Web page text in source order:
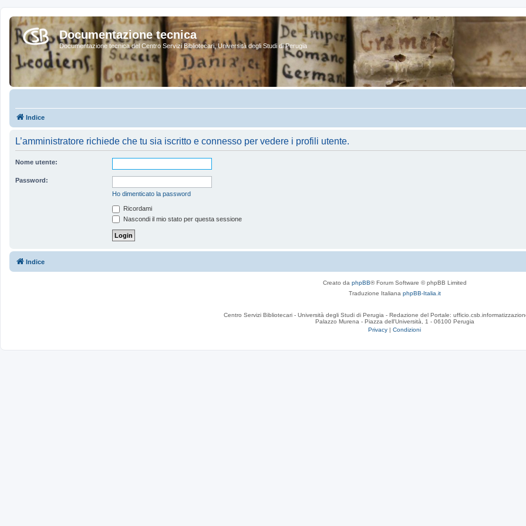
Documentazione tecnica
Documentazione tecnica del Centro Servizi Bibliotecari, Università degli Studi di Perugia
Indice
L’amministratore richiede che tu sia iscritto e connesso per vedere i profili utente.
Nome utente:
Password:
Ho dimenticato la password
Ricordami
Nascondi il mio stato per questa sessione
Indice
Creato da phpBB® Forum Software © phpBB Limited
Traduzione Italiana phpBB-Italia.it
Centro Servizi Bibliotecari - Università degli Studi di Perugia - Redazione del Portale:
Palazzo Murena - Piazza dell'Università, 1 - 06100 Perugia
Privacy | Condizioni